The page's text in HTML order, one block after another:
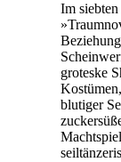
Im
groteske
blutiger